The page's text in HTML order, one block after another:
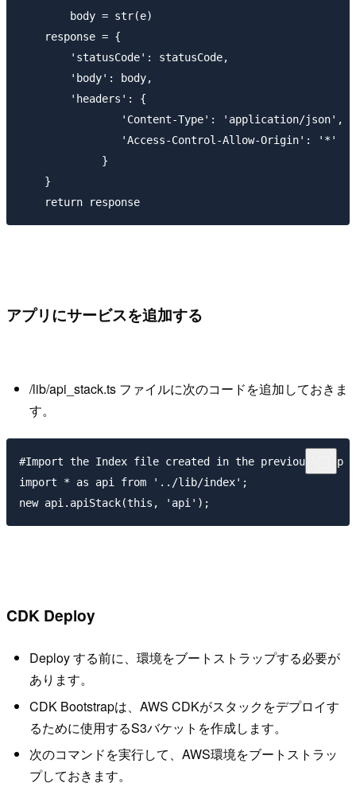
        body = str(e)
    response = {
        'statusCode': statusCode,
        'body': body,
        'headers': {
                'Content-Type': 'application/json',
                'Access-Control-Allow-Origin': '*'
             }
    }
アプリにサービスを追加する
/lib/api_stack.ts ファイルに次のコードを追加しておきま
す。
#Import the Index file created in the previous step
import * as api from '../lib/index';
CDK Deploy
Deploy する前に、環境をブートストラップする必要が
あります。
CDK Bootstrapは、AWS CDKがスタックをデプロイす
るために使用するS3バケットを作成します。
次のコマンドを実行して、AWS環境をブートストラッ
プしておきます。